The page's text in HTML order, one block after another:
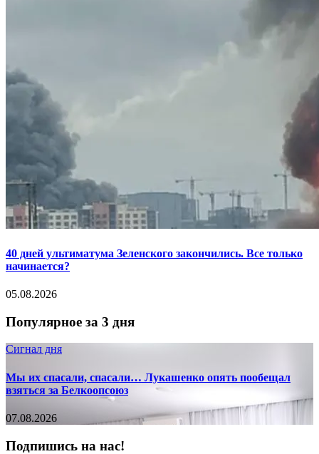
40 дней ультиматума Зеленского закончились. Все только
начинается?
05.08.2026
Популярное за 3 дня
Сигнал дня
Мы их спасали, спасали… Лукашенко опять пообещал
взяться за Белкоопсоюз
07.08.2026
Подпишись на нас!